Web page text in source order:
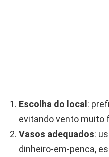
Escolha do local :
evitando vento muito
Vasos adequados:
dinheiro-em-penca,